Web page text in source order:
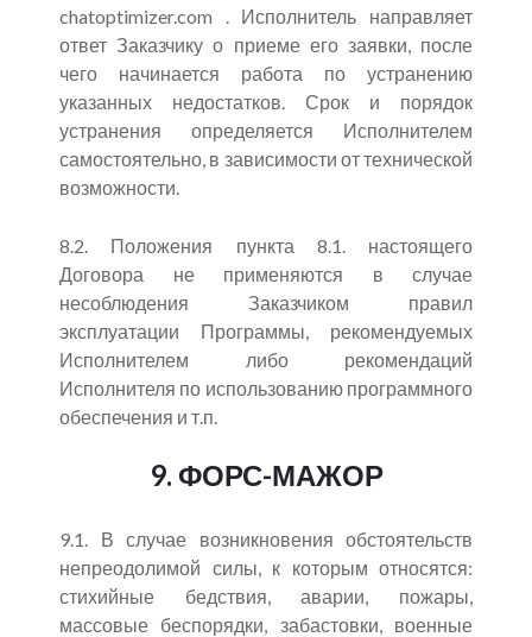
chatoptimizer.com . Исполнитель направляет
ответ Заказчику о приеме его заявки, после
чего начинается работа по устранению
указанных недостатков. Срок и порядок
устранения определяется Исполнителем
самостоятельно, в зависимости от технической
возможности.
8.2. Положения пункта 8.1. настоящего
Договора не применяются в случае
несоблюдения Заказчиком правил
эксплуатации Программы, рекомендуемых
Исполнителем либо рекомендаций
Исполнителя по использованию программного
обеспечения и т.п.
9. ФОРС-МАЖОР
9.1. В случае возникновения обстоятельств
непреодолимой силы, к которым относятся:
стихийные бедствия, аварии, пожары,
массовые беспорядки, забастовки, военные